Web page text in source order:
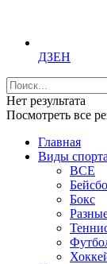
ДЗЕН
Нет результата
Посмотреть все
Главная
Виды спорта
ВСЕ
Бокс